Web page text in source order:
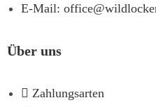
E-Mail:
Über uns
Zahlungsarten